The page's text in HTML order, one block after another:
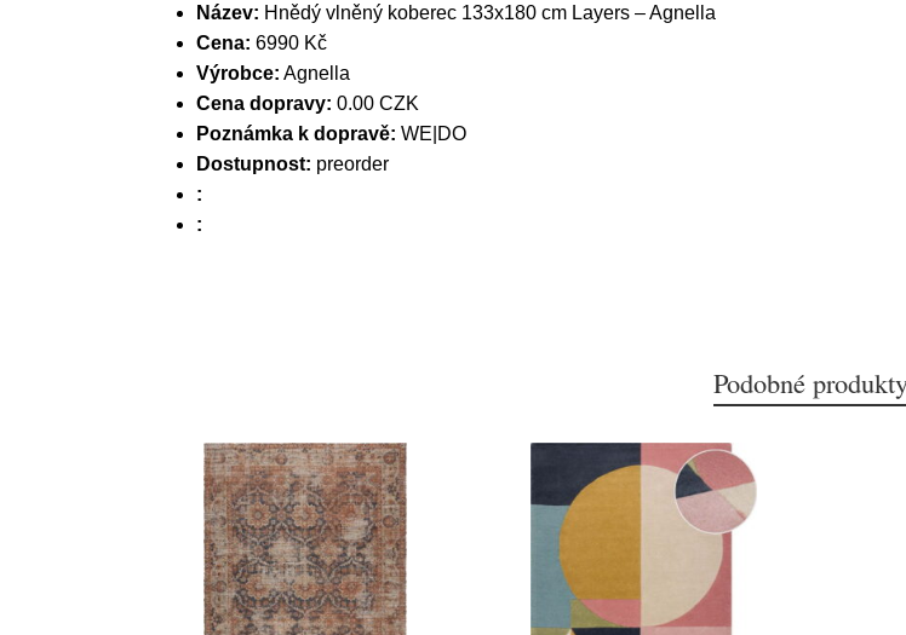
Název: Hnědý vlněný koberec 133x180 cm Layers – Agnella
Cena: 6990 Kč
Výrobce: Agnella
Cena dopravy: 0.00 CZK
Poznámka k dopravě: WE|DO
Dostupnost: preorder
:
:
Podobné